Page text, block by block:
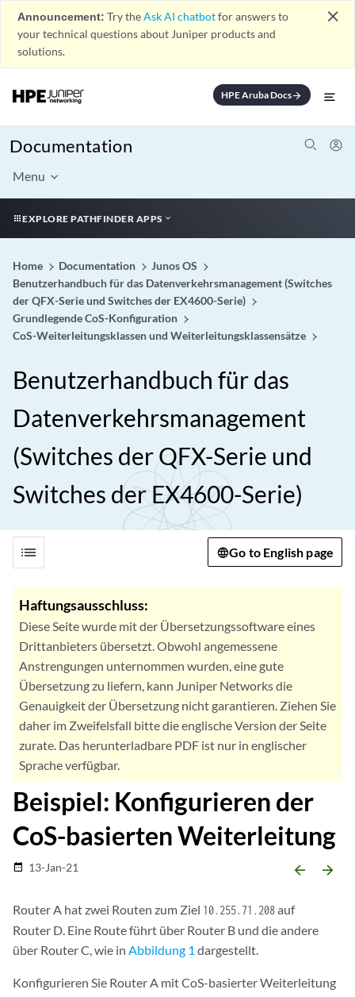
Announcement: Try theAsk AI chatbotfor answers to
your technical questions about Juniper products and
solutions.
close
HPE Aruba Docsarrow_forward
Documentation
Menu
EXPLORE PATHFINDER APPS
Home Documentation
Junos OS
Benutzerhandbuch für das Datenverkehrsmanagement (Switches
der QFX-Serie und Switches der EX4600-Serie)
Grundlegende CoS-Konfiguration
CoS-Weiterleitungsklassen und Weiterleitungsklassensätze
Benutzerhandbuch für das
Datenverkehrsmanagement
(Switches der QFX-Serie und
Switches der EX4600-Serie)
list Go to English page
Haftungsausschluss:
Diese Seite wurde mit der Übersetzungssoftware eines
Drittanbieters übersetzt. Obwohl angemessene
Anstrengungen unternommen wurden, eine gute
Übersetzung zu liefern, kann Juniper Networks die
Genauigkeit der Übersetzung nicht garantieren. Ziehen Sie
daher im Zweifelsfall bitte die englische Version der Seite
zurate. Das herunterladbare PDF ist nur in englischer
Sprache verfügbar.
Beispiel: Konfigurieren der
CoS-basierten Weiterleitung
date_range 13-Jan-21 arrow_backward arrow_forward
Router A hat zwei Routen zum Ziel 10.255.71.208auf
Router D. Eine Route führt über Router B und die andere
über Router C, wie in Abbildung 1 dargestellt.
Konfigurieren Sie Router A mit CoS-basierter Weiterleitung